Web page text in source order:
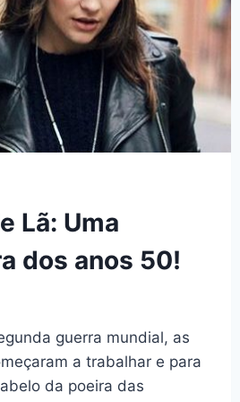
Lã: Uma
dos anos 50!
guerra mundial, as
a trabalhar e para
da poeira das